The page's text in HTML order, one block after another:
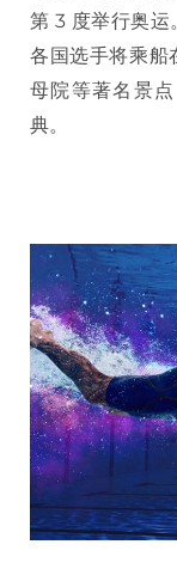
第 3 度举行奥运
各国选手将乘船
母院等著名景
典。